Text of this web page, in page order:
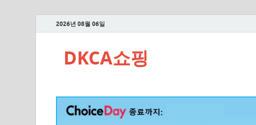
2026년 08월 06일
DKCA쇼핑